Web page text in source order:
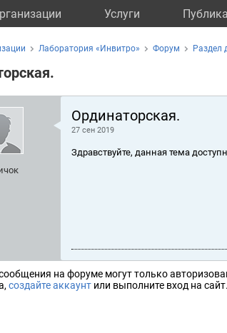
Услуги
Лаборатория «Инвитро» Форум Раздел
Ординаторская.
27 сен 2019
Здравствуйте, данная тема
на форуме могут только
создайте аккаунт или выполните вход на сайт.